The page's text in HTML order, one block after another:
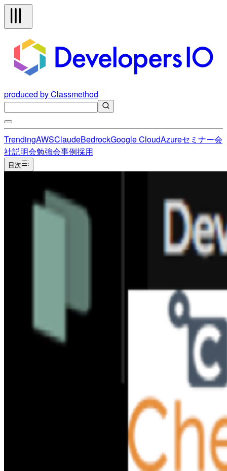
produced by Classmethod
TrendingAWSClaudeBedrockGoogle CloudAzureセミナー会
社説明会勉強会事例採用
目次